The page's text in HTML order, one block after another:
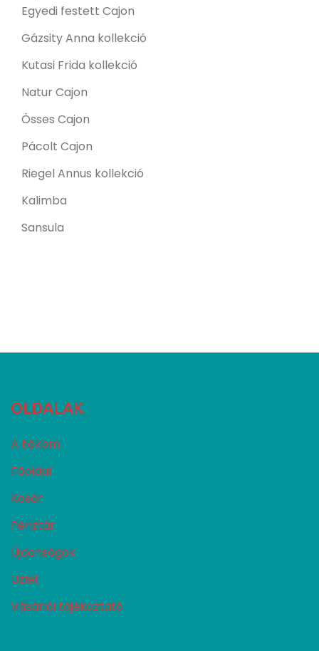
Egyedi festett Cajon
Gázsity Anna kollekció
Kutasi Frida kollekció
Natur Cajon
Össes Cajon
Pácolt Cajon
Riegel Annus kollekció
Kalimba
Sansula
OLDALAK
A fiókom
Főoldal
Kosár
Pénztár
Újdonságok
Üzlet
Vásárlói tájékoztató